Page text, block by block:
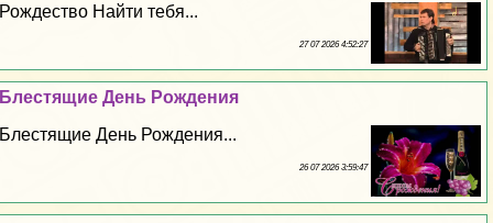
Рождество Найти тебя...
27 07 2026 4:52:27
Блестящие День Рождения
Блестящие День Рождения...
26 07 2026 3:59:47